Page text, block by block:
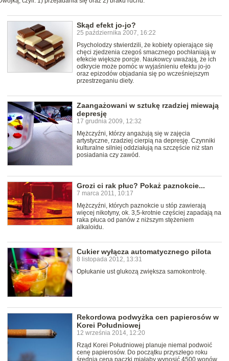
Skąd efekt jo-jo?
25 października 2007, 16:22
Psycholodzy stwierdzili, że kobiety opierające się
chęci zjedzenia czegoś smacznego pochłaniają w
efekcie większe porcje. Naukowcy uważają, że ich
odkrycie może pomóc w wyjaśnieniu efektu jo-jo
oraz epizodów objadania się po wcześniejszym
przestrzeganiu diety.
Zaangażowani w sztukę rzadziej miewają
depresję
17 grudnia 2009, 12:32
Mężczyźni, którzy angażują się w zajęcia
artystyczne, rzadziej cierpią na depresję. Czynniki
kulturalne silniej oddziałują na szczęście niż stan
posiadania czy zawód.
Grozi ci rak płuc? Pokaż paznokcie...
7 marca 2011, 10:17
Mężczyźni, których paznokcie u stóp zawierają
więcej nikotyny, ok. 3,5-krotnie częściej zapadają na
raka płuca od panów z niższym stężeniem
alkaloidu.
Cukier wyłącza automatycznego pilota
8 listopada 2012, 13:31
Opłukanie ust glukozą zwiększa samokontrolę.
Rekordowa podwyżka cen papierosów w
Korei Południowej
12 września 2014, 12:20
Rząd Korei Południowej planuje niemal podwoić
cenę papierosów. Do początku przyszłego roku
średnia cena paczki miałaby wynosić 4500 wonów